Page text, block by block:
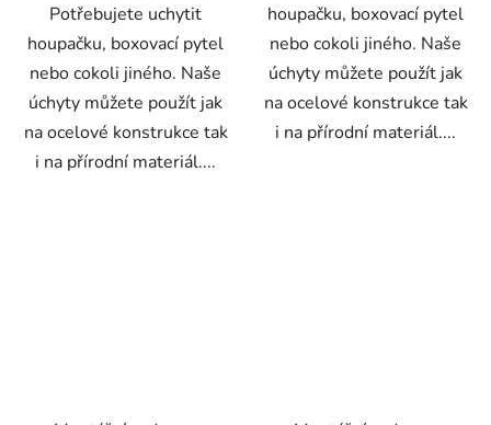
Potřebujete uchytit
houpačku, boxovací pytel
nebo cokoli jiného. Naše
úchyty můžete použít jak
na ocelové konstrukce tak
i na přírodní materiál....
houpačku, boxovací pytel
nebo cokoli jiného. Naše
úchyty můžete použít jak
na ocelové konstrukce tak
i na přírodní materiál....